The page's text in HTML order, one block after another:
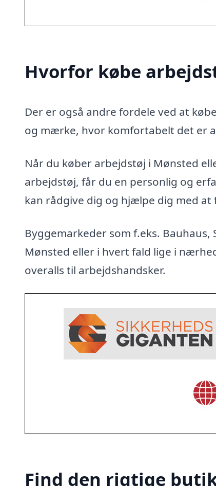
Hvorfor købe
Der er også andre fordele ved at
og mærke, hvor komfortabelt det er
Når du køber arbejdstøj i Mønsted
arbejdstøj, får du en personlig og
kan rådgive dig og hjælpe dig med
Byggemarkeder som f.eks.
Mønsted eller i hvert fald lige i
overalls til arbejdshandsker.
Find den rigtige